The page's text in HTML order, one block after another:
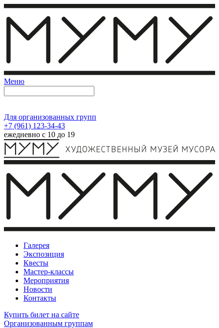
Меню
Для организованных групп
+7 (961) 123-34-43
ежедневно с 10 до 19
Галерея
Экспозиция
Квесты
Мастер-классы
Мероприятия
Новости
Контакты
Купить билет на сайте
Организованным группам